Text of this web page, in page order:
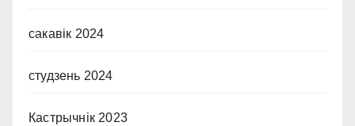
сакавік 2024
студзень 2024
Кастрычнік 2023